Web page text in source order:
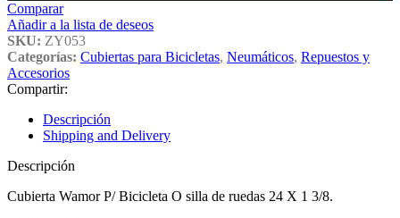
Comparar
Añadir a la lista de deseos
SKU: ZY053
Categorías: Cubiertas para Bicicletas, Neumáticos, Repuestos y
Accesorios
Compartir:
Descripción
Shipping and Delivery
Descripción
Cubierta Wamor P/ Bicicleta O silla de ruedas 24 X 1 3/8.